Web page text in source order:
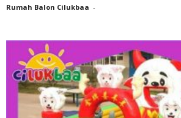
Rumah Balon Cilukbaa -